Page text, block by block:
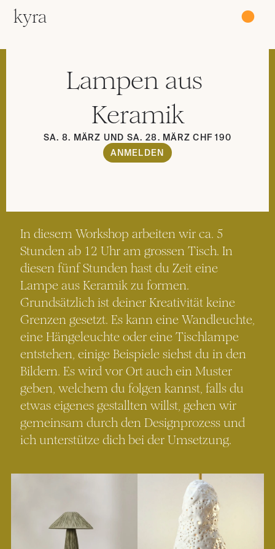
Lampen aus
Keramik
SA. 8. MÄRZ UND SA. 28. MÄRZ CHF 190
ANMELDEN
In diesem Workshop arbeiten wir ca. 5
Stunden ab 12 Uhr am grossen Tisch. In
diesen fünf Stunden hast du Zeit eine
Lampe aus Keramik zu formen.
Grundsätzlich ist deiner Kreativität keine
Grenzen gesetzt. Es kann eine Wandleuchte,
eine Hängeleuchte oder eine Tischlampe
entstehen, einige Beispiele siehst du in den
Bildern. Es wird vor Ort auch ein Muster
geben, welchem du folgen kannst, falls du
etwas eigenes gestallten willst, gehen wir
gemeinsam durch den Designprozess und
ich unterstütze dich bei der Umsetzung.
kyra ●